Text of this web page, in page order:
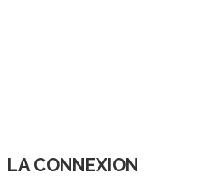
LA CONNEXION